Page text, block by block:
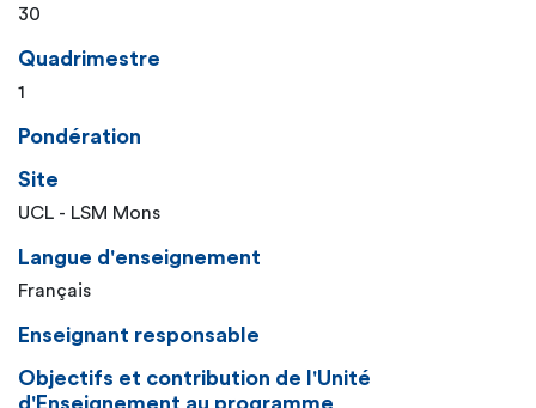
30
Quadrimestre
1
Pondération
Site
UCL - LSM Mons
Langue d'enseignement
Français
Enseignant responsable
Objectifs et contribution de l'Unité
d'Enseignement au programme